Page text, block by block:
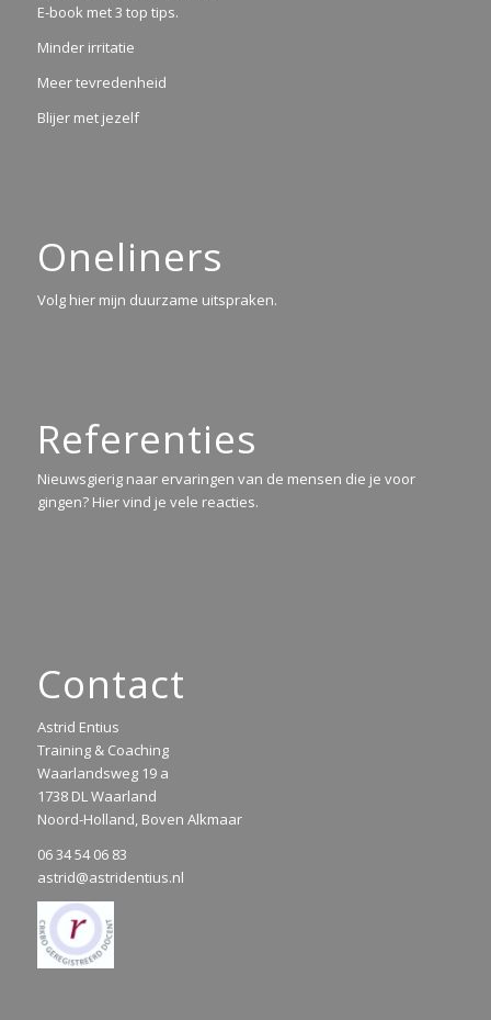
E-book met 3 top tips.
Minder irritatie
Meer tevredenheid
Blijer met jezelf
Oneliners
Volg hier mijn duurzame uitspraken.
Referenties
Nieuwsgierig naar ervaringen van de mensen die je voor
gingen? Hier vind je vele reacties.
Contact
Astrid Entius
Training & Coaching
Waarlandsweg 19 a
1738 DL Waarland
Noord-Holland, Boven Alkmaar
06 34 54 06 83
astrid@astridentius.nl